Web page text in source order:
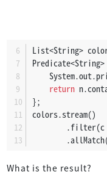
List<String>
return
};
colors.stream()
What is the result?